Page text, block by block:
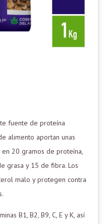
fuente de proteína
alimento aportan unas
20 gramos de proteína,
grasa y 15 de fibra. Los
malo y protegen contra
B1, B2, B9, C, E y K, así